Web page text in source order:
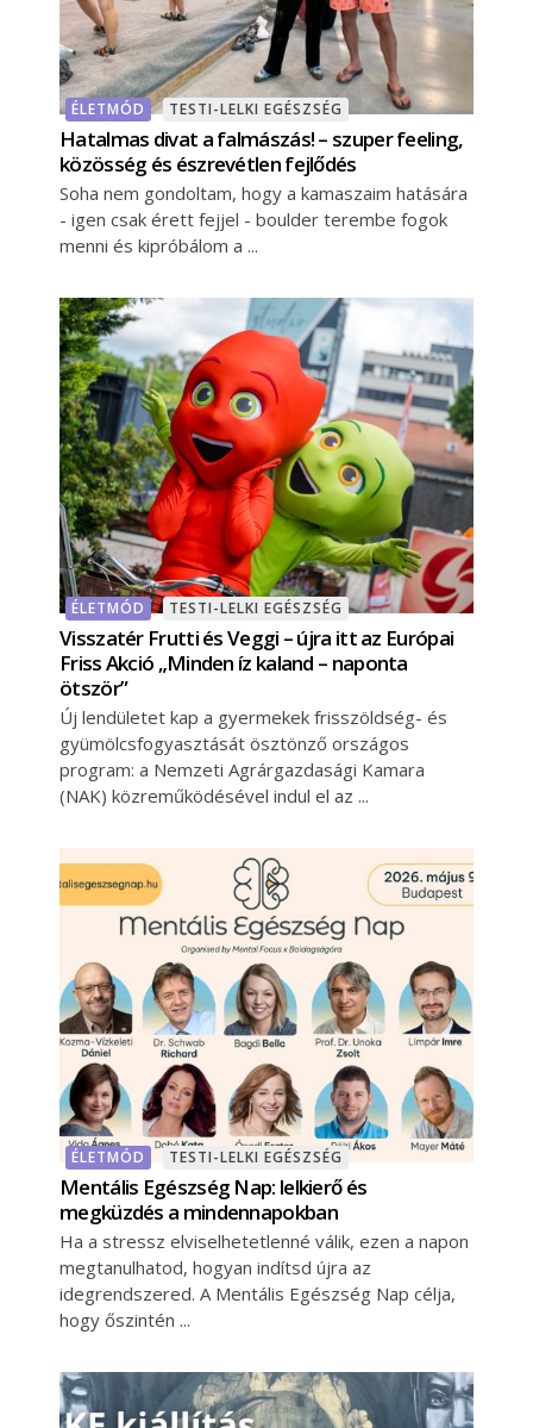
ÉLETMÓD TESTI-LELKI EGÉSZSÉG
Hatalmas divat a falmászás! – szuper feeling,
közösség és észrevétlen fejlődés
Soha nem gondoltam, hogy a kamaszaim hatására
- igen csak érett fejjel - boulder terembe fogok
menni és kipróbálom a
ÉLETMÓD TESTI-LELKI EGÉSZSÉG
Visszatér Frutti és Veggi – újra itt az Európai
Friss Akció „Minden íz kaland – naponta
ötször”
Új lendületet kap a gyermekek frisszöldség- és
gyümölcsfogyasztását ösztönző országos
program: a Nemzeti Agrárgazdasági Kamara
(NAK) közreműködésével indul el az
ÉLETMÓD TESTI-LELKI EGÉSZSÉG
Mentális Egészség Nap: lelkierő és
megküzdés a mindennapokban
Ha a stressz elviselhetetlenné válik, ezen a napon
megtanulhatod, hogyan indítsd újra az
idegrendszered. A Mentális Egészség Nap célja,
hogy őszintén